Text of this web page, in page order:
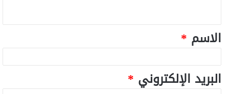
الاسم *
البريد الإلكتروني *